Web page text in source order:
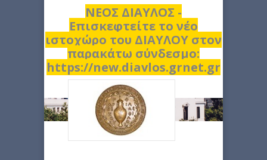
ΝΕΟΣ ΔΙΑΥΛΟΣ -
Επισκεφτείτε το νέο
ιστοχώρο του ΔΙΑΥΛΟΥ στον
παρακάτω σύνδεσμο:
https://new.diavlos.grnet.gr